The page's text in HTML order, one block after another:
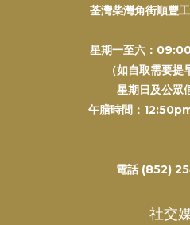
荃灣柴灣角街順豐
星期一至六：
（如自取需要提
星期日及公眾
午膳時間：
電話 (852)
社交